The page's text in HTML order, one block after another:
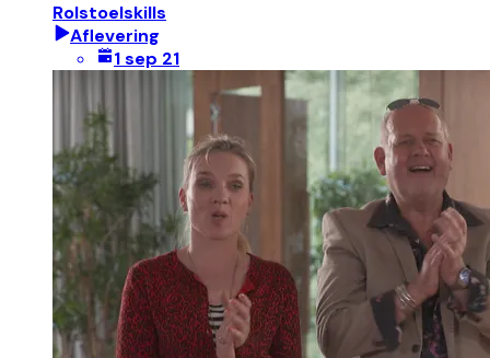
Rolstoelskills
Aflevering
1 sep 21